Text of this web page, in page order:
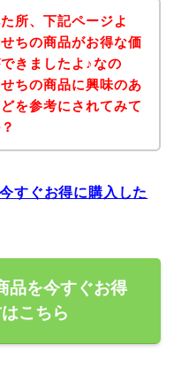
所、下記ページよ
ちの商品がお得な価
きましたよ♪なの
ちの商品に興味のあ
を参考にされてみて
すぐお得に購入した
品を今すぐお得
こちら